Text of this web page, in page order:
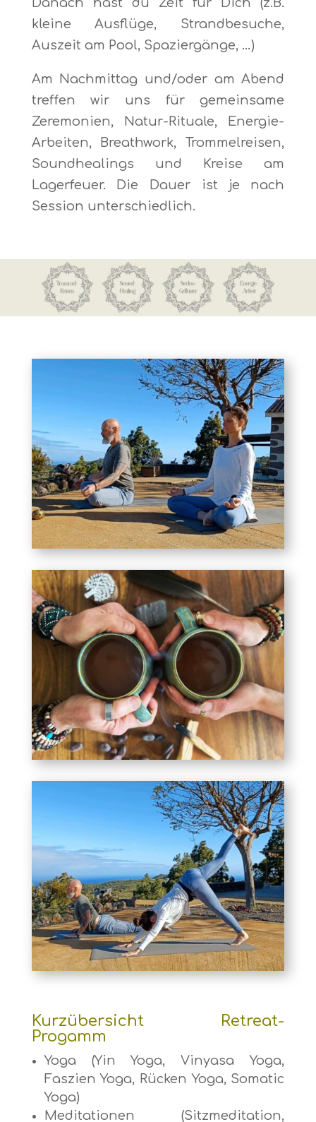
Danach hast du Zeit für Dich (z.B.
kleine Ausflüge, Strandbesuche,
Auszeit am Pool, Spaziergänge, …)
Am Nachmittag und/oder am Abend
treffen wir uns für gemeinsame
Zeremonien, Natur-Rituale, Energie-
Arbeiten, Breathwork, Trommelreisen,
Soundhealings und Kreise am
Lagerfeuer. Die Dauer ist je nach
Session unterschiedlich.
Kurzübersicht Retreat-
Progamm
Yoga (Yin Yoga, Vinyasa Yoga,
Faszien Yoga, Rücken Yoga, Somatic
Yoga)
Meditationen (Sitzmeditation,